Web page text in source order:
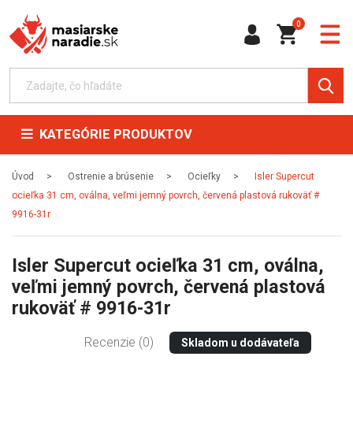
0
KATEGÓRIE PRODUKTOV
Úvod Ostrenie a brúsenie Ocieľky
Isler Supercut
ocieľka 31 cm, oválna, veľmi jemný povrch, červená plastová rukoväť #
9916-31r
Isler Supercut ocieľka 31 cm, oválna,
veľmi jemný povrch, červená plastová
rukoväť # 9916-31r
Recenzie (0) Skladom u dodávateľa